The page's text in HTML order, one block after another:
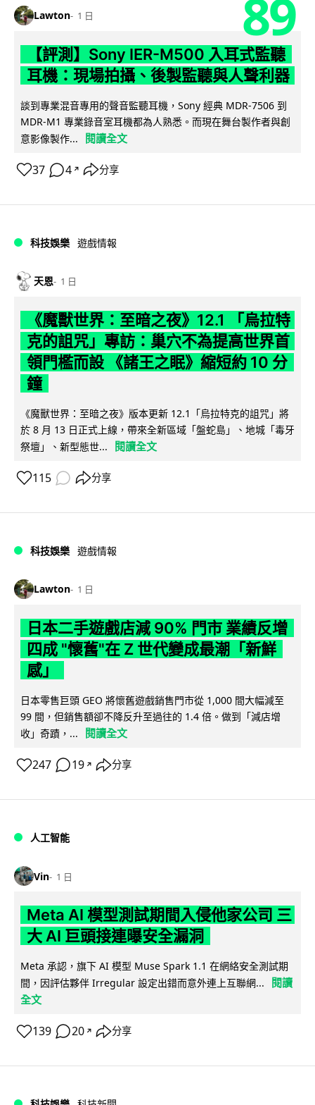
Lawton 1 日 89
【評測】Sony IER-M500 入耳式監聽
耳機：現場拍攝、後製監聽與人聲利器
談到專業混音專用的聲音監聽耳機，Sony 經典 MDR-7506 到
MDR-M1 專業錄音室耳機都為人熟悉。而現在舞台製作者與創
意影像製作...
閱讀全文
37 4 ↗ 分享
科技娛樂 遊戲情報
天恩 1 日
《魔獸世界：至暗之夜》12.1 「烏拉特
克的詛咒」專訪：巢穴不為提高世界首
領門檻而設 《諸王之眠》縮短約 10 分
鐘
《魔獸世界：至暗之夜》版本更新 12.1「烏拉特克的詛咒」將
於 8 月 13 日正式上線，帶來全新區域「盤蛇島」、地城「毒牙
祭壇」、新型態世...
閱讀全文
115 分享
科技娛樂 遊戲情報
Lawton 1 日
日本二手遊戲店減 90% 門市 業績反增
四成 "懷舊"在 Z 世代變成最潮「新鮮
感」
日本零售巨頭 GEO 將懷舊遊戲銷售門市從 1,000 間大幅減至
99 間，但銷售額卻不降反升至過往的 1.4 倍。做到「減店增
收」奇蹟，...
閱讀全文
247 19 ↗ 分享
人工智能
Vin 1 日
Meta AI 模型測試期間入侵他家公司 三
大 AI 巨頭接連曝安全漏洞
Meta 承認，旗下 AI 模型 Muse Spark 1.1 在網絡安全測試期
間，因評估夥伴 Irregular 設定出錯而意外連上互聯網...
閱讀
全文
139 20 ↗ 分享